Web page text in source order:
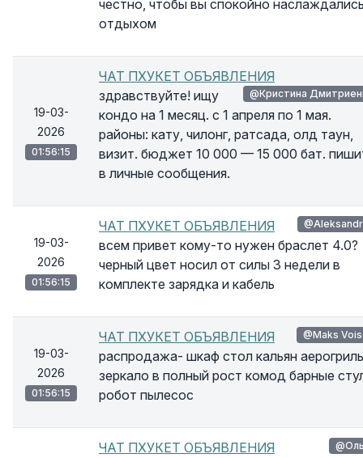
честно, чтобы вы спокойно
отдыхом
19-03-
2026
01:56:15
ЧАТ ПХУКЕТ ОБЪЯВЛЕНИЯ
@Кристина
здравствуйте! ищу
кондо на 1 месяц. с 1 апреля по 1 мая.
районы: кату, чилонг, ратсада, олд таун,
визит. бюджет 10 000 — 15 000 бат.
в личные сообщения.
19-03-
2026
01:56:15
ЧАТ ПХУКЕТ ОБЪЯВЛЕНИЯ
всем привет кому-то нужен браслет 4.0?
черный цвет носил от силы 3 недели в
комплекте зарядка и кабель
19-03-
2026
01:56:15
ЧАТ ПХУКЕТ ОБЪЯВЛЕНИЯ @Maks
распродажа- шкаф стол кальян аерогриль
зеркало в полный рост комод барные
робот пылесос
ЧАТ ПХУКЕТ ОБЪЯВЛЕНИЯ